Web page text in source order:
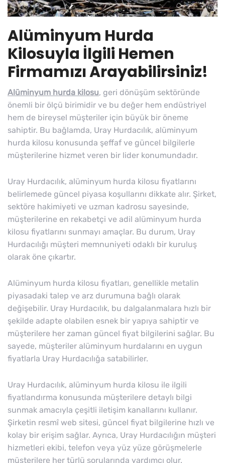
Alüminyum Hurda
Kilosuyla İlgili Hemen
Firmamızı Arayabilirsiniz!
Alüminyum hurda kilosu, geri dönüşüm sektöründe
önemli bir ölçü birimidir ve bu değer hem endüstriyel
hem de bireysel müşteriler için büyük bir öneme
sahiptir. Bu bağlamda, Uray Hurdacılık, alüminyum
hurda kilosu konusunda şeffaf ve güncel bilgilerle
müşterilerine hizmet veren bir lider konumundadır.
Uray Hurdacılık, alüminyum hurda kilosu fiyatlarını
belirlemede güncel piyasa koşullarını dikkate alır. Şirket,
sektöre hakimiyeti ve uzman kadrosu sayesinde,
müşterilerine en rekabetçi ve adil alüminyum hurda
kilosu fiyatlarını sunmayı amaçlar. Bu durum, Uray
Hurdacılığı müşteri memnuniyeti odaklı bir kuruluş
olarak öne çıkartır.
Alüminyum hurda kilosu fiyatları, genellikle metalin
piyasadaki talep ve arz durumuna bağlı olarak
değişebilir. Uray Hurdacılık, bu dalgalanmalara hızlı bir
şekilde adapte olabilen esnek bir yapıya sahiptir ve
müşterilere her zaman güncel fiyat bilgilerini sağlar. Bu
sayede, müşteriler alüminyum hurdalarını en uygun
fiyatlarla Uray Hurdacılığa satabilirler.
Uray Hurdacılık, alüminyum hurda kilosu ile ilgili
fiyatlandırma konusunda müşterilere detaylı bilgi
sunmak amacıyla çeşitli iletişim kanallarını kullanır.
Şirketin resmî web sitesi, güncel fiyat bilgilerine hızlı ve
kolay bir erişim sağlar. Ayrıca, Uray Hurdacılığın müşteri
hizmetleri ekibi, telefon veya yüz yüze görüşmelerle
müşterilere her türlü sorularında yardımcı olur.